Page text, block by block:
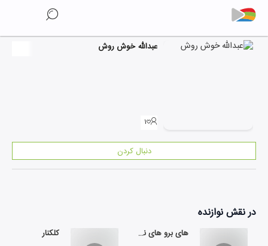
عبدالله خوش روش
۱
دنبال کردن
در نقشنوازنده
های برو های نشو (تصنیف) کلکنار